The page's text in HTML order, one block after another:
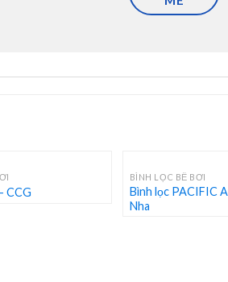
CCG
BÌNH LỌC BỂ BƠI
Bình lọc PACIFIC
Nha